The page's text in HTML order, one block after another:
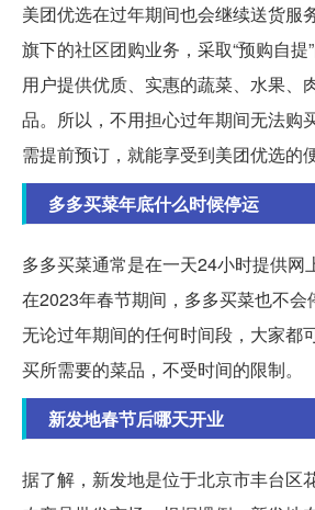
美团优选在过年期间也会继续送货服
旗下的社区团购业务，采取“预购自提
用户提供优质、实惠的蔬菜、水果、
品。所以，不用担心过年期间无法购
需提前预订，就能享受到美团优选的
多多买菜年底什么时候停运
多多买菜通常是在一天24小时提供网
在2023年春节期间，多多买菜也不会
无论过年期间的任何时间段，大家都
买所需要的菜品，不受时间的限制。
新发地春节后哪天开业
据了解，新发地是位于北京市丰台区